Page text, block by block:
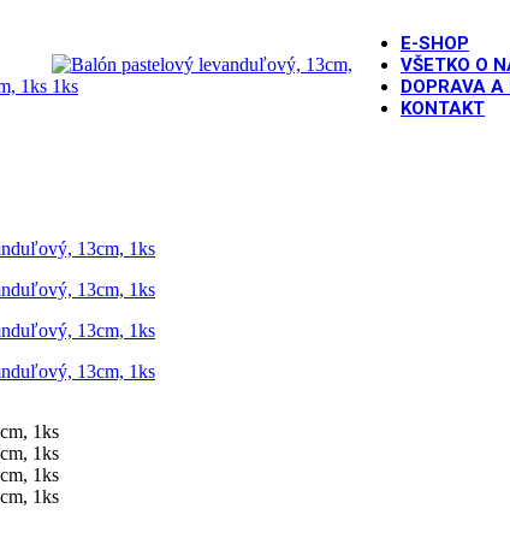
E-SHOP
VŠETKO O
DOPRAVA
KONTAKT